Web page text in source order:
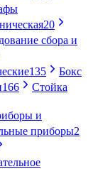
20
сбора и
135
Бокс
166
Стойка
и
приборы2